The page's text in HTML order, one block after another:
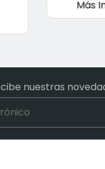
Más
nuestras